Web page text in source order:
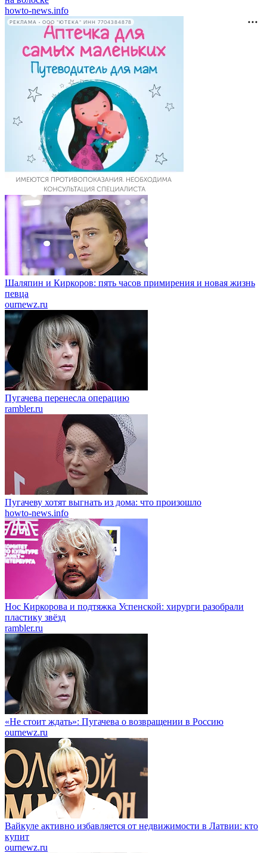
howto-news.info
РЕКЛАМА • ООО "ЮТЕКА" ИНН 7704384878
Шаляпин и Киркоров: пять часов примирения и новая жизнь
певца
ournewz.ru
Пугачева перенесла операцию
rambler.ru
Пугачеву хотят выгнать из дома: что произошло
howto-news.info
Нос Киркорова и подтяжка Успенской: хирурги разобрали
пластику звёзд
rambler.ru
«Не стоит ждать»: Пугачева о возвращении в Россию
ournewz.ru
Вайкуле активно избавляется от недвижимости в Латвии: кто
купит
ournewz.ru